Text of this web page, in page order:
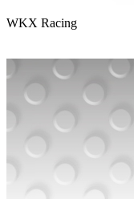
WKX Racing